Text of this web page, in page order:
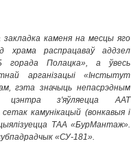
каменя на месцы яго
храма распрацаваў аддзел
горада Полацка», а ўвесь
арганізацыі «Інстытут
гэта значыць непасрэдным
цэнтра з'яўляецца ААТ
камунікацый (вонкавыя і
ТАА «БурМантаж».
«СУ-181».